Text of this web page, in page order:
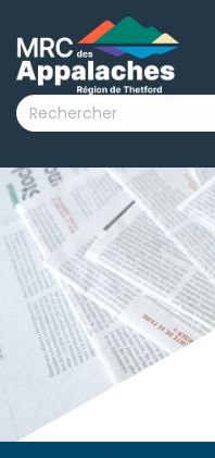
submenu (La MRC )
submenu (Citoyens )
submenu (Visiteurs )
submenu (Nouvelles )
submenu